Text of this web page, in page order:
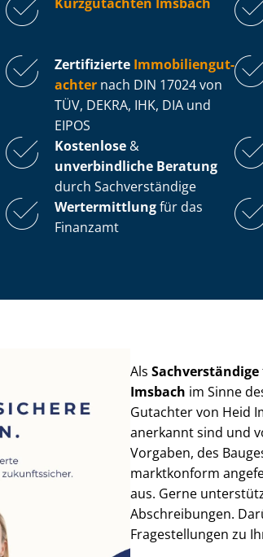
Zertifizierte Im­mo­bi­li­en­gut­
ach­ter nach DIN 17024 von
TÜV, DEKRA, IHK, DIA und
EIPOS
Kostenlose &
unverbindliche Beratung
durch Sachverständige
Wertermittlungfür das
Finanzamt
AlsSachverständige
Imsbach im Sinne
Gutachter von Heid
anerkannt sind und
Vorgaben, des
marktkonform
aus. Gerne
Abschreibungen.
Fragestellungen zu